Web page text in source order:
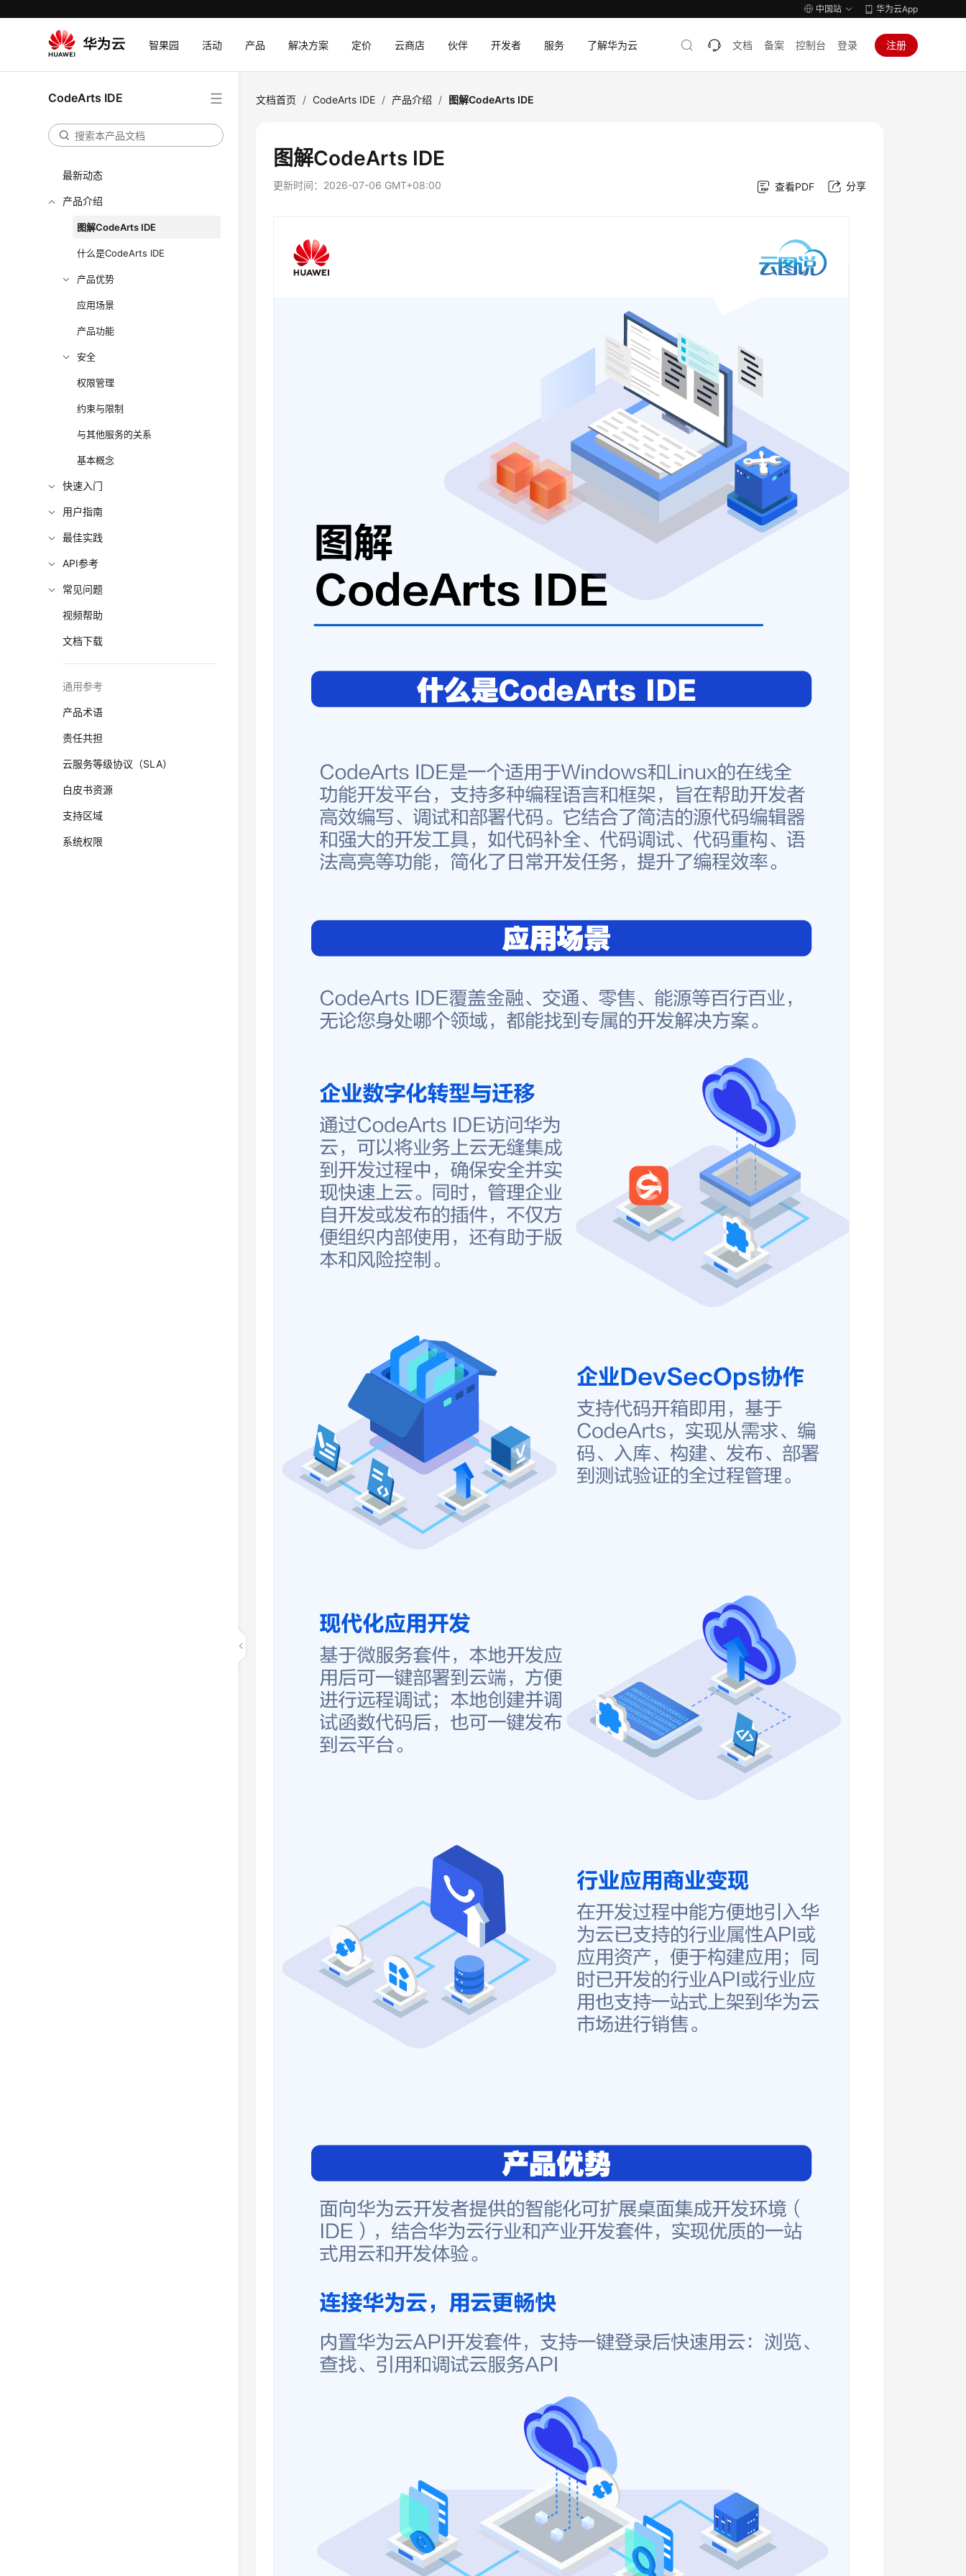
中国站 华为云App
智果园 活动 产品 解决方案 定价 云商店 伙伴 开发者 服务 了解华为云 文档 备案 控制台 登录 注册
CodeArts IDE
最新动态
产品介绍
图解CodeArts IDE
什么是CodeArts IDE
产品优势
应用场景
产品功能
安全
权限管理
约束与限制
与其他服务的关系
基本概念
快速入门
用户指南
最佳实践
API参考
常见问题
视频帮助
文档下载
通用参考
产品术语
责任共担
云服务等级协议（SLA）
白皮书资源
支持区域
系统权限
文档首页 / CodeArts IDE / 产品介绍 / 图解CodeArts IDE
图解CodeArts IDE
更新时间： 2026-07-06 GMT+08:00 查看PDF 分享